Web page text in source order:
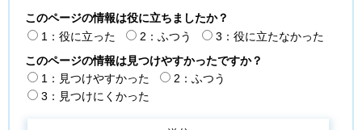
このページの情報は役に立ちましたか？
1：役に立った
2：ふつう
3：役に立たなかった
このページの情報は見つけやすかったですか？
1：見つけやすかった
2：ふつう
3：見つけにくかった